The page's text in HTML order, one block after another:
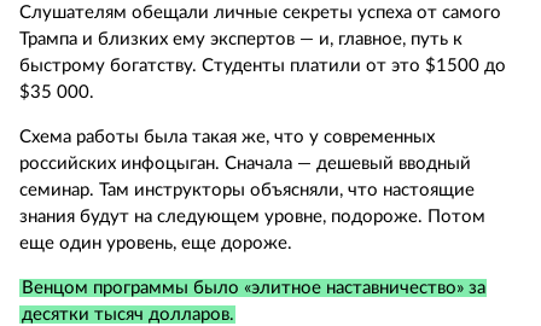
Слушателям обещали личные секреты успеха от самого
Трампа и близких ему экспертов — и, главное, путь к
быстрому богатству. Студенты платили от это $1500 до
$35 000.
Схема работы была такая же, что у современных
российских инфоцыган. Сначала — дешевый вводный
семинар. Там инструкторы объясняли, что настоящие
знания будут на следующем уровне, подороже. Потом
еще один уровень, еще дороже.
Венцом программы было «элитное наставничество» за
десятки тысяч долларов.